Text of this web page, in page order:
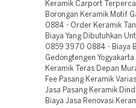
Keramik Carport
Borongan Keramik Motif
0884 - Order Keramik
Biaya Yang Dibutuhkan
0859 3970 0884 - Biaya
Gedongtengen
Keramik Teras Depan
Fee Pasang Keramik
Jasa Pasang Keramik
Biaya Jasa Renovasi